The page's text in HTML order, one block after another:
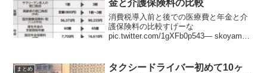
金と介護保険料の比較
消費税導入前と後での医療費と年金と介
護保険料の比較すげーな
pic.twitter.com/1gXFb0p543— skoyama
まとめ
タクシードライバー初めて10ヶ